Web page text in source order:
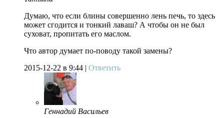
Думаю, что если блины совершенно лень печь, то здесь
может сгодится и тонкий лаваш? А чтобы он не был
суховат, пропитать его маслом.
Что автор думает по-поводу такой замены?
2015-12-22 в 9:44 | Ответить
Геннадий Васильев